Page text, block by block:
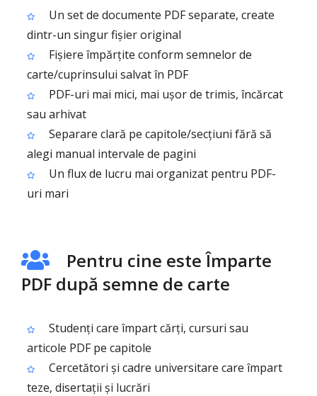
Un set de documente PDF separate, create
dintr-un singur fișier original
Fișiere împărțite conform semnelor de
carte/cuprinsului salvat în PDF
PDF-uri mai mici, mai ușor de trimis, încărcat
sau arhivat
Separare clară pe capitole/secțiuni fără să
alegi manual intervale de pagini
Un flux de lucru mai organizat pentru PDF-
uri mari
Pentru cine este Împarte
PDF după semne de carte
Studenți care împart cărți, cursuri sau
articole PDF pe capitole
Cercetători și cadre universitare care împart
teze, disertații și lucrări